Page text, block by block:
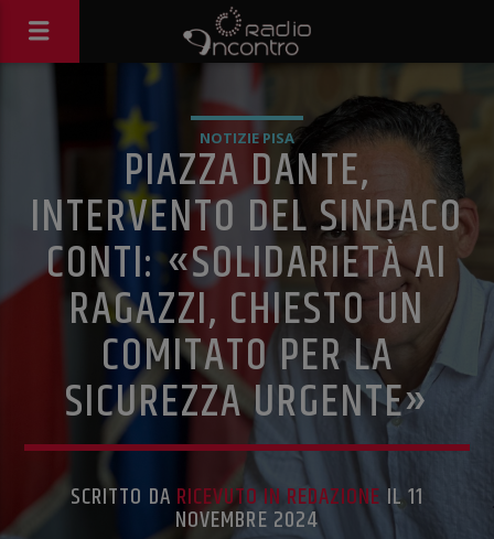
NOTIZIE PISA
PIAZZA DANTE,
INTERVENTO DEL SINDACO
CONTI: «SOLIDARIETÀ AI
RAGAZZI, CHIESTO UN
COMITATO PER LA
SICUREZZA URGENTE»
SCRITTO DA RICEVUTO IN REDAZIONE IL 11
NOVEMBRE 2024